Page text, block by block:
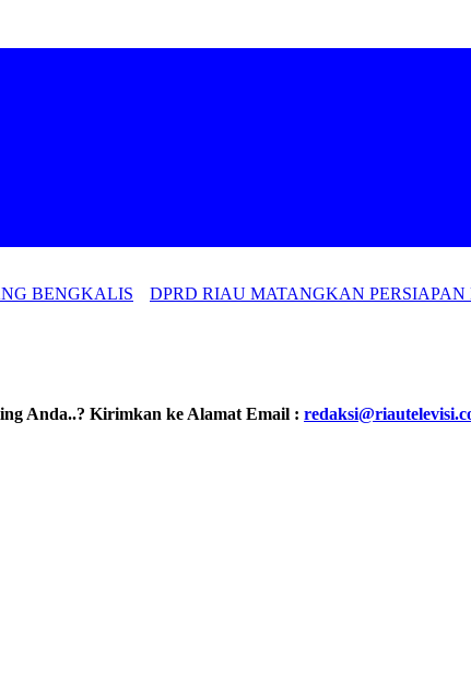
BENGKALIS
DPRD RIAU MATANGKAN
Anda..? Kirimkan ke Alamat Email :